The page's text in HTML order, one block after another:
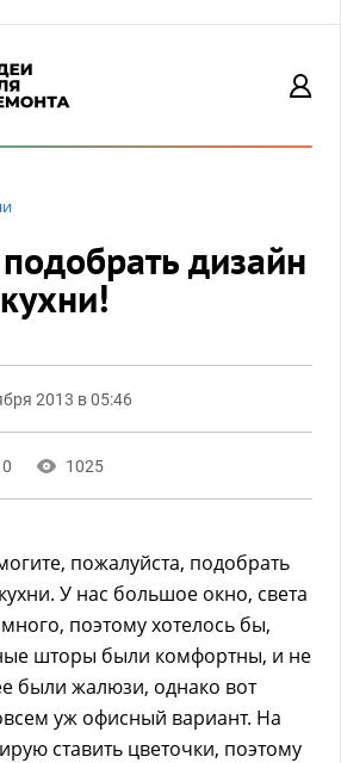
дизайн
2013 в 05:46
0 1025
пожалуйста, подобрать
У нас большое окно, света
поэтому хотелось бы,
шторы были комфортны, и не
были жалюзи, однако вот
уж офисный вариант. На
ставить цветочки, поэтому